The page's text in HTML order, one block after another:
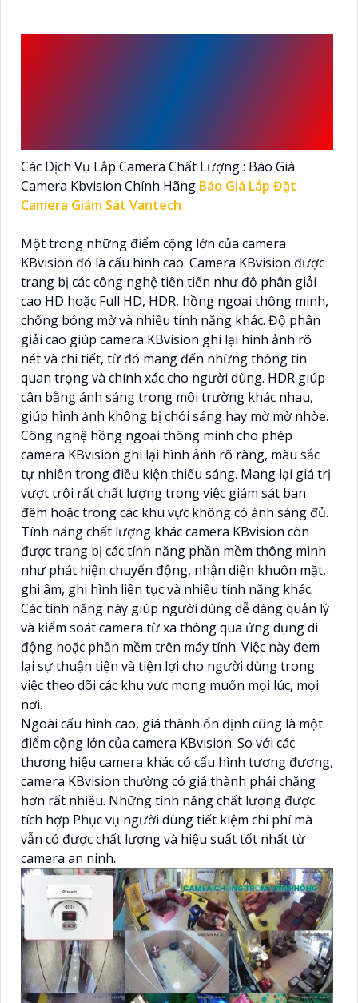
Các Dịch Vụ Lắp Camera Chất Lượng : Báo Giá
Camera Kbvision Chính Hãng Báo Giá Lắp Đặt
Camera Giám Sát Vantech
Một trong những điểm cộng lớn của camera
KBvision đó là cấu hình cao. Camera KBvision được
trang bị các công nghệ tiên tiến như độ phân giải
cao HD hoặc Full HD, HDR, hồng ngoại thông minh,
chống bóng mờ và nhiều tính năng khác. Độ phân
giải cao giúp camera KBvision ghi lại hình ảnh rõ
nét và chi tiết, từ đó mang đến những thông tin
quan trọng và chính xác cho người dùng. HDR giúp
cân bằng ánh sáng trong môi trường khác nhau,
giúp hình ảnh không bị chói sáng hay mờ mờ nhòe.
Công nghệ hồng ngoại thông minh cho phép
camera KBvision ghi lại hình ảnh rõ ràng, màu sắc
tự nhiên trong điều kiện thiếu sáng. Mang lại giá trị
vượt trội rất chất lượng trong việc giám sát ban
đêm hoặc trong các khu vực không có ánh sáng đủ.
Tính năng chất lượng khác camera KBvision còn
được trang bị các tính năng phần mềm thông minh
như phát hiện chuyển động, nhận diện khuôn mặt,
ghi âm, ghi hình liên tục và nhiều tính năng khác.
Các tính năng này giúp người dùng dễ dàng quản lý
và kiểm soát camera từ xa thông qua ứng dụng di
động hoặc phần mềm trên máy tính. Việc này đem
lại sự thuận tiện và tiện lợi cho người dùng trong
việc theo dõi các khu vực mong muốn mọi lúc, mọi
nơi.
Ngoài cấu hình cao, giá thành ổn định cũng là một
điểm cộng lớn của camera KBvision. So với các
thương hiệu camera khác có cấu hình tương đương,
camera KBvision thường có giá thành phải chăng
hơn rất nhiều. Những tính năng chất lượng được
tích hợp Phục vụ người dùng tiết kiệm chi phí mà
vẫn có được chất lượng và hiệu suất tốt nhất từ
camera an ninh.